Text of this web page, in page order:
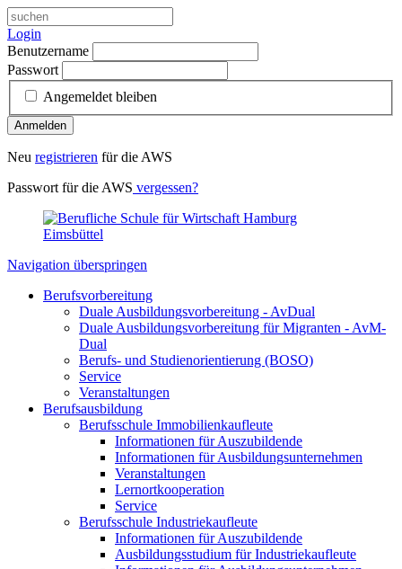
Login
Benutzername
Passwort
Angemeldet bleiben
Anmelden
Neu registrieren für die AWS
Passwort für die AWS vergessen?
Navigation überspringen
Berufsvorbereitung
Duale Ausbildungsvorbereitung - AvDual
Duale Ausbildungsvorbereitung für Migranten - AvM-
Dual
Berufs- und Studienorientierung (BOSO)
Service
Veranstaltungen
Berufsausbildung
Berufsschule Immobilienkaufleute
Informationen für Auszubildende
Informationen für Ausbildungsunternehmen
Veranstaltungen
Lernortkooperation
Service
Berufsschule Industriekaufleute
Informationen für Auszubildende
Ausbildungsstudium für Industriekaufleute